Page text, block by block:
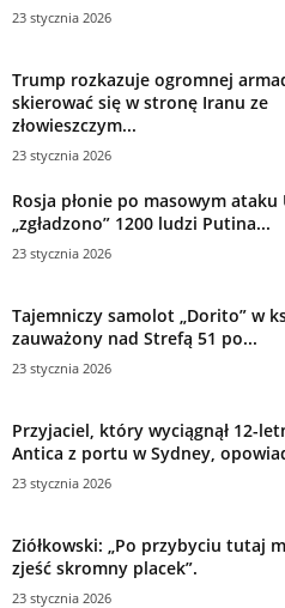
23 stycznia 2026
Trump rozkazuje ogromnej
skierować się w stronę Iranu ze
złowieszczym...
23 stycznia 2026
Rosja płonie po masowym
„zgładzono” 1200 ludzi Putina...
23 stycznia 2026
Tajemniczy samolot „Dorito” w
zauważony nad Strefą 51 po...
23 stycznia 2026
Przyjaciel, który wyciągnął 12-
Antica z portu w Sydney,
23 stycznia 2026
Ziółkowski: „Po przybyciu tutaj
zjeść skromny placek”.
23 stycznia 2026